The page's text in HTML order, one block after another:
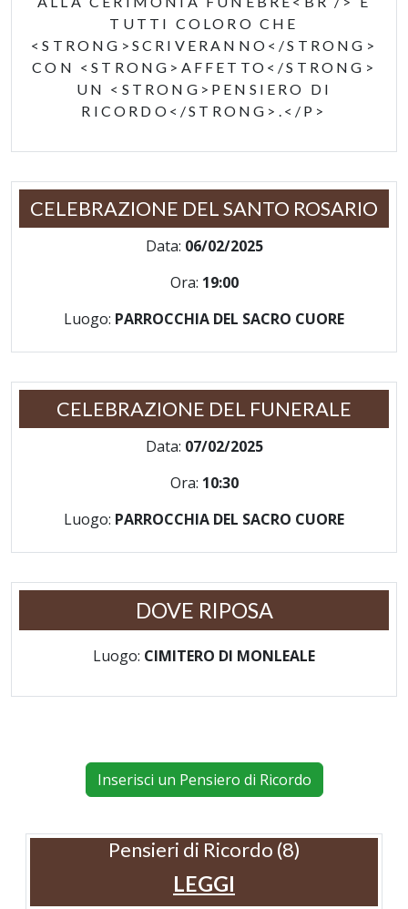
TUTTI COLORO CHE
<STRONG>SCRIVERANNO</STRONG>
CON <STRONG>AFFETTO</STRONG>
UN <STRONG>PENSIERO DI
RICORDO</STRONG>.</P>
CELEBRAZIONE DEL SANTO ROSARIO
Data: 06/02/2025
Ora: 19:00
Luogo: PARROCCHIA DEL SACRO CUORE
CELEBRAZIONE DEL FUNERALE
Data: 07/02/2025
Ora: 10:30
Luogo: PARROCCHIA DEL SACRO CUORE
DOVE RIPOSA
Luogo: CIMITERO DI MONLEALE
Inserisci un Pensiero di Ricordo
Pensieri di Ricordo (8)
LEGGI